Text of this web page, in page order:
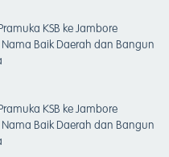
KSB ke Jambore
Nama Baik Daerah dan Bangun
KSB ke Jambore
Nama Baik Daerah dan Bangun